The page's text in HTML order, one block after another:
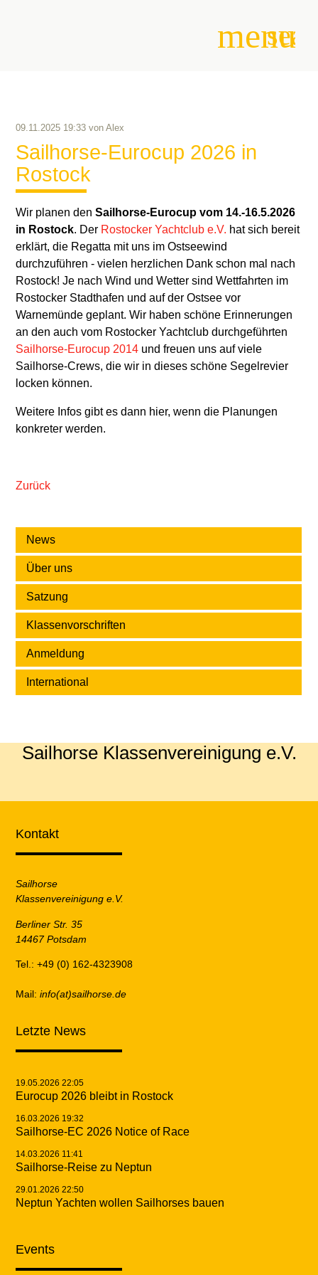
menu
09.11.2025 19:33 vonAlex
Sailhorse-Eurocup 2026 in
Rostock
Wir planen denSailhorse-Eurocup vom 14.-16.5.2026
in Rostock. Der Rostocker Yachtclub e.V. hat sich bereit
erklärt, die Regatta mit uns im Ostseewind
durchzuführen - vielen herzlichen Dank schon mal nach
Rostock! Je nach Wind und Wetter sind Wettfahrten im
Rostocker Stadthafen und auf der Ostsee vor
Warnemünde geplant. Wir haben schöne Erinnerungen
an den auch vom Rostocker Yachtclub durchgeführten
Sailhorse-Eurocup 2014 und freuen uns auf viele
Sailhorse-Crews, die wir in dieses schöne Segelrevier
locken können.
Weitere Infos gibt es dann hier, wenn die Planungen
konkreter werden.
Zurück
News
Über uns
Satzung
Klassenvorschriften
Anmeldung
International
Sailhorse Klassenvereinigung e.V.
Kontakt
Sailhorse
Klassenvereinigung e.V.
Berliner Str. 35
14467 Potsdam
Tel.: +49 (0) 162-4323908
Mail:info(at)sailhorse.de
Letzte News
19.05.2026 22:05
Eurocup 2026 bleibt in Rostock
16.03.2026 19:32
Sailhorse-EC 2026 Notice of Race
14.03.2026 11:41
Sailhorse-Reise zu Neptun
29.01.2026 22:50
Neptun Yachten wollen Sailhorses bauen
Events